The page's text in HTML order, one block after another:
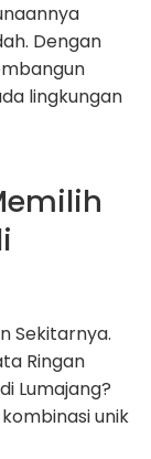
Dengan
lingkungan
Sekitarnya.
Ringan
Lumajang?
unik